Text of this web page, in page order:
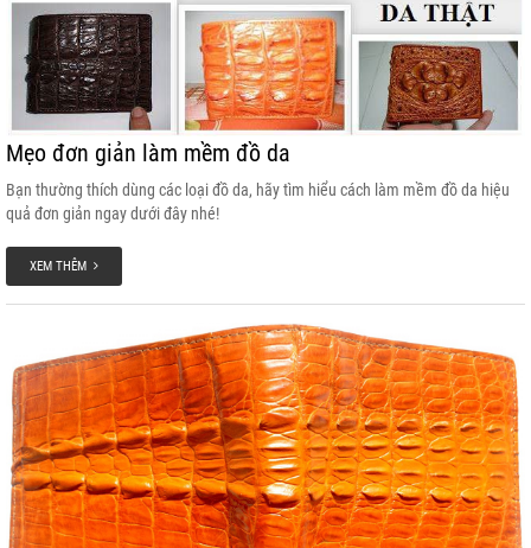
Mẹo đơn giản làm mềm đồ da
Bạn thường thích dùng các loại đồ da, hãy tìm hiểu cách làm mềm đồ da hiệu
quả đơn giản ngay dưới đây nhé!
XEM THÊM